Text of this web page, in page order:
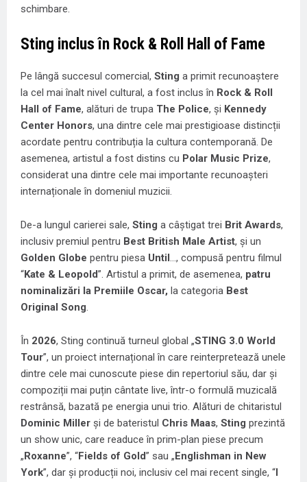
schimbare.
Sting inclus în Rock & Roll Hall of Fame
Pe lângă succesul comercial, Sting a primit recunoaștere
la cel mai înalt nivel cultural, a fost inclus în Rock & Roll
Hall of Fame, alături de trupa The Police, și Kennedy
Center Honors, una dintre cele mai prestigioase distincții
acordate pentru contribuția la cultura contemporană. De
asemenea, artistul a fost distins cu Polar Music Prize,
considerat una dintre cele mai importante recunoașteri
internaționale în domeniul muzicii.
De-a lungul carierei sale, Sting a câștigat trei Brit Awards,
inclusiv premiul pentru Best British Male Artist, și un
Golden Globe pentru piesa Until…, compusă pentru filmul
“Kate & Leopold”. Artistul a primit, de asemenea, patru
nominalizări la Premiile Oscar, la categoria Best
Original Song.
În 2026, Sting continuă turneul global „STING 3.0 World
Tour”, un proiect internațional în care reinterpretează unele
dintre cele mai cunoscute piese din repertoriul său, dar și
compoziții mai puțin cântate live, într-o formulă muzicală
restrânsă, bazată pe energia unui trio. Alături de chitaristul
Dominic Miller și de bateristul Chris Maas, Sting prezintă
un show unic, care readuce în prim-plan piese precum
„Roxanne”, “Fields of Gold” sau „Englishman in New
York”, dar și producții noi, inclusiv cel mai recent single, “I